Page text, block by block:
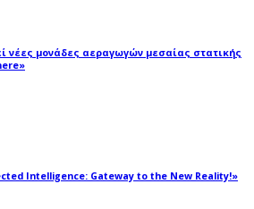
νέες μονάδες αεραγωγών μεσαίας στατικής
Intelligence: Gateway to the New Reality!»